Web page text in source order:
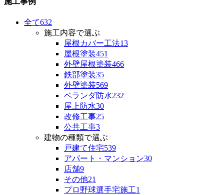
全て632
施工内容で選ぶ
屋根カバー工法13
屋根塗装451
外壁屋根塗装466
鉄部塗装35
外壁塗装569
ベランダ防水232
屋上防水30
改修工事25
公共工事3
建物の種類で選ぶ
戸建て住宅539
アパート・マンション30
店舗9
その他21
プロ野球選手宅施工1